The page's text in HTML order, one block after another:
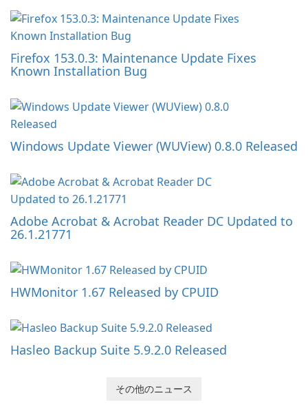
Firefox 153.0.3: Maintenance Update Fixes
Known Installation Bug
Windows Update Viewer (WUView) 0.8.0 Released
Adobe Acrobat & Acrobat Reader DC Updated to
26.1.21771
HWMonitor 1.67 Released by CPUID
Hasleo Backup Suite 5.9.2.0 Released
その他のニュース